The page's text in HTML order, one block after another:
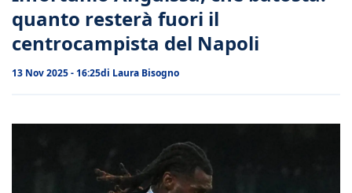
quanto resterà fuori il
centrocampista del Napoli
13 Nov 2025 - 16:25di Laura Bisogno